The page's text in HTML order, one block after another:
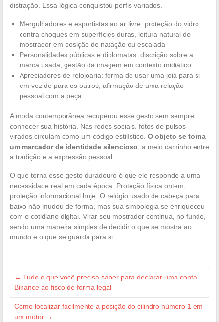
distração. Essa lógica conquistou perfis variados.
Mergulhadores e esportistas ao ar livre: proteção do vidro
contra choques em superfícies duras, leitura natural do
mostrador em posição de natação ou escalada
Personalidades públicas e diplomatas: discrição sobre a
marca usada, gestão da imagem em contexto midiático
Apreciadores de relojoaria: forma de usar uma joia para si
em vez de para os outros, afirmação de uma relação
pessoal com a peça
A moda contemporânea recuperou esse gesto sem sempre
conhecer sua história. Nas redes sociais, fotos de pulsos
virados circulam como um código estilístico. O objeto se torna
um marcador de identidade silencioso, a meio caminho entre
a tradição e a expressão pessoal.
O que torna esse gesto duradouro é que ele responde a uma
necessidade real em cada época. Proteção física ontem,
proteção informacional hoje. O relógio usado de cabeça para
baixo não mudou de forma, mas sua simbologia se enriqueceu
com o cotidiano digital. Virar seu mostrador continua, no fundo,
sendo uma maneira simples de decidir o que se mostra ao
mundo e o que se guarda para si.
← Tudo o que você precisa saber para declarar uma conta
Binance ao fisco de forma legal
Como localizar facilmente a posição do cilindro número 1 em
um motor →